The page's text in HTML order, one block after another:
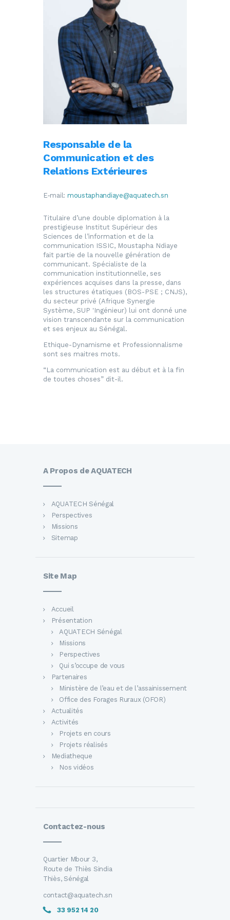
Responsable de la
Communication et des
Relations Extérieures
E-mail: moustaphandiaye@aquatech.sn
Titulaire d’une double diplomation à la
prestigieuse Institut Supérieur des
Sciences de l’information et de la
communication ISSIC, Moustapha Ndiaye
fait partie de la nouvelle génération de
communicant. Spécialiste de la
communication institutionnelle, ses
expériences acquises dans la presse, dans
les structures étatiques (BOS-PSE ; CNJS),
du secteur privé (Afrique Synergie
Système, SUP 'Ingénieur) lui ont donné une
vision transcendante sur la communication
et ses enjeux au Sénégal.
Ethique-Dynamisme et Professionnalisme
sont ses maitres mots.
“La communication est au début et à la fin
de toutes choses” dit-il.
A Propos de AQUATECH
AQUATECH Sénégal
Perspectives
Missions
Sitemap
Site Map
Accueil
Présentation
AQUATECH Sénégal
Missions
Perspectives
Qui s’occupe de vous
Partenaires
Ministère de l’eau et de l’assainissement
Office des Forages Ruraux (OFOR)
Actualités
Activités
Projets en cours
Projets réalisés
Mediatheque
Nos vidéos
Contactez-nous
Quartier Mbour 3,
Route de Thiès Sindia
Thiès, Sénégal
contact@aquatech.sn
33 952 14 20